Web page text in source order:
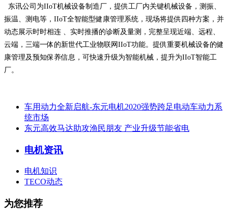
东讯公司为IIoT机械设备制造厂，提供工厂内关键机械设备，测振、
振温、测电等，IIoT全智能型健康管理系统，现场将提供四种方案，并
动态展示时时相连 、实时推播的诊断及量测，完整呈现近端、远程、
云端，三端一体的新世代工业物联网IIoT功能。提供重要机械设备的健
康管理及预知保养信息，可快速升级为智能机械，提升为IIoT智能工
厂。
车用动力全新启航-东元电机2020强势跨足电动车动力系
统市场
东元高效马达助攻渔民朋友 产业升级节能省电
电机资讯
电机知识
TECO动态
为您推荐